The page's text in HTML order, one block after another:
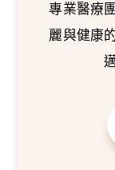
專業醫療
麗與健康